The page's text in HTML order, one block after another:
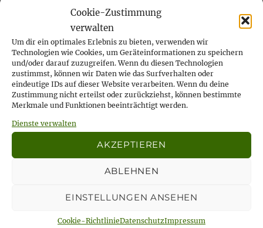
Cookie-Zustimmung
verwalten
Um dir ein optimales Erlebnis zu bieten, verwenden wir
Technologien wie Cookies, um Geräteinformationen zu speichern
und/oder darauf zuzugreifen. Wenn du diesen Technologien
zustimmst, können wir Daten wie das Surfverhalten oder
eindeutige IDs auf dieser Website verarbeiten. Wenn du deine
Zustimmung nicht erteilst oder zurückziehst, können bestimmte
Merkmale und Funktionen beeinträchtigt werden.
Dienste verwalten
AKZEPTIEREN
ABLEHNEN
EINSTELLUNGEN ANSEHEN
Cookie-RichtlinieDatenschutzImpressum
AKTUELLE VERANSTALTUNGEN:
Unsere besonderen Angebote finden Sie
jederzeit unter„Veranstaltungen“!
UNSERE AKTUELLEN MELDUNGEN:
7. Juli 2026
Bezirksvorsteher Julian Schahl zu Gast beim